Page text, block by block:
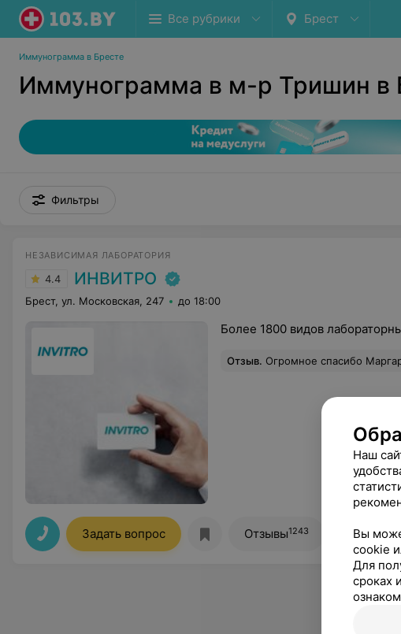
Все рубрики Брест
Иммунограмма в Бресте
Иммунограмма в м-р Тришин в
Фильтры
НЕЗАВИСИМАЯ ЛАБОРАТОРИЯ
4.4 ИНВИТРО
Брест, ул. Московская, 247 до 18:00
Более 1800 видов
Отзыв. Огромное спасибо Маргарите и Дарье! Хочу сказать тёплые слова сотрудницам этого Инвитро. Очень боялась идти сдавать анализы, но девушки оказались просто золотыми. Отдельное спасибо Маргарите и Дарье. Всё объяснили спокойно, по-человечески, было совсем не больно и даже
Задать вопрос Отзывы1243 Все
Наш
Вы
cookie
Для
сроках